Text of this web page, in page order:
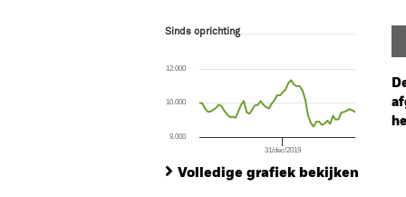
Sinds oprichting
The chart has 1 X axis displaying Time.
The chart has 1 Y axis displaying values.
Sinds oprichting
31/dec/2019
10.000
8.000
12.000
Volledige grafiek bekijken